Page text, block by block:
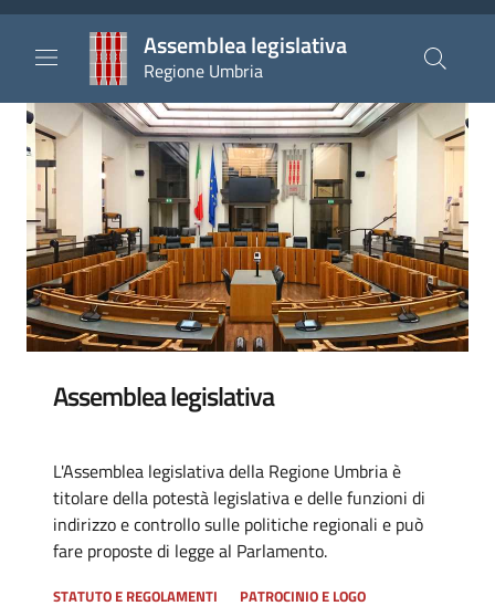
Salta al contenuto principale
Salta al piè di pagina
Assemblea legislativa
Regione Umbria
Assemblea legislativa
L'Assemblea legislativa della Regione Umbria è
titolare della potestà legislativa e delle funzioni di
indirizzo e controllo sulle politiche regionali e può
fare proposte di legge al Parlamento.
STATUTO E REGOLAMENTI PATROCINIO E LOGO